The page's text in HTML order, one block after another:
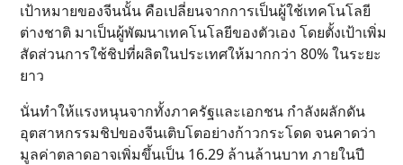
เป้าหมายของจีนนั้น คือเปลี่ยนจากการเป็นผู้ใช้เทคโนโลยี
ต่างชาติ มาเป็นผู้พัฒนาเทคโนโลยีของตัวเอง โดยตั้งเป้าเพิ่ม
สัดส่วนการใช้ชิปที่ผลิตในประเทศให้มากกว่า 80% ในระยะ
ยาว
นั่นทำให้แรงหนุนจากทั้งภาครัฐและเอกชน กำลังผลักดัน
อุตสาหกรรมชิปของจีนเติบโตอย่างก้าวกระโดด จนคาดว่า
มูลค่าตลาดอาจเพิ่มขึ้นเป็น 16.29 ล้านล้านบาท ภายในปี